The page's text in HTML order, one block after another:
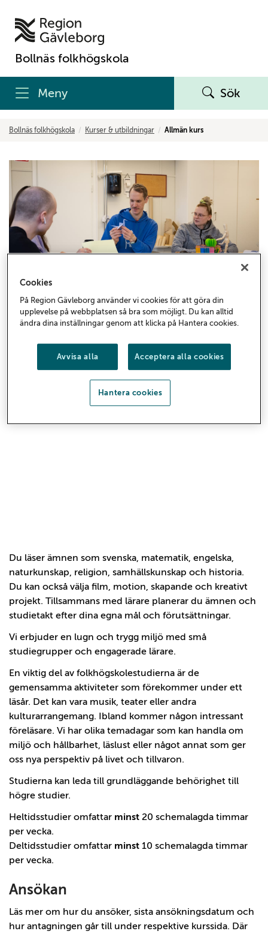
Bollnäs folkhögskola
Meny Sök
Bollnäs folkhögskola Kurser & utbildningar Allmän kurs
Allmän kurs
komvux. Kursen vänder sig till dig som vill öka dina
kunskaper och läsa in behörigheter för fortsatta
studier på högskola eller yrkeshögskola.
Du läser ämnen som svenska, matematik, engelska,
naturkunskap, religion, samhällskunskap och historia.
Du kan också välja film, motion, skapande och kreativt
projekt. Tillsammans med lärare planerar du ämnen och
studietakt efter dina egna mål och förutsättningar.
Vi erbjuder en lugn och trygg miljö med små
studiegrupper och engagerade lärare.
En viktig del av folkhögskolestudierna är de
gemensamma aktiviteter som förekommer under ett
läsår. Det kan vara musik, teater eller andra
kulturarrangemang. Ibland kommer någon intressant
föreläsare. Vi har olika temadagar som kan handla om
miljö och hållbarhet, läslust eller något annat som ger
oss nya perspektiv på livet och tillvaron.
Studierna kan leda till grundläggande behörighet till
högre studier.
Heltidsstudier omfattar minst 20 schemalagda timmar
per vecka.
Deltidsstudier omfattar minst 10 schemalagda timmar
per vecka.
Ansökan
Läs mer om hur du ansöker, sista ansökningsdatum och
hur antagningen går till under respektive kurssida. Där
Cookies
På Region Gävleborg använder vi cookies för att göra din
upplevelse på webbplatsen så bra som möjligt. Du kan alltid
ändra dina inställningar genom att klicka på Hantera cookies.
Avvisa alla Acceptera alla cookies
Hantera cookies